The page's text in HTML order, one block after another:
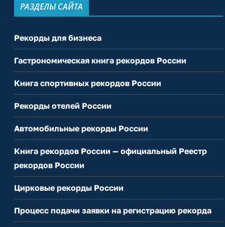
РАЗДЕЛЫ САЙТА
Рекорды для бизнеса
Гастрономическая книга рекордов России
Книга спортивных рекордов России
Рекорды отелей России
Автомобильные рекорды России
Книга рекордов России — официальный Реестр
рекордов России
Цирковые рекорды России
Процесс подачи заявки на регистрацию рекорда